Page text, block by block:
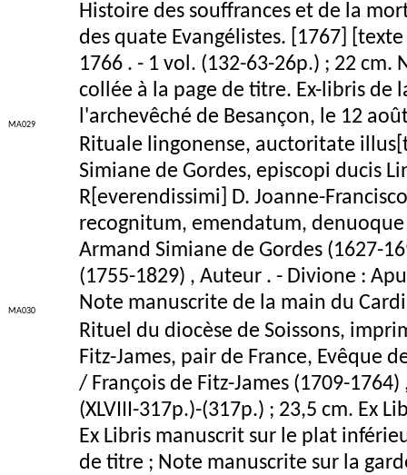
MA029
Histoire des souffrances et de la
des quate Evangélistes. [1767]
1766 . - 1 vol. (132-63-26p.) ; 22
collée à la page de titre. Ex-libris
l'archevêché de Besançon, le 12
MA030
Rituale lingonense, auctoritate
Simiane de Gordes, episcopi ducis
R[everendissimi] D. Joanne-
recognitum, emendatum,
Armand Simiane de Gordes (1627-
(1755-1829) , Auteur . - Divione :
Note manuscrite de la main du
Rituel du diocèse de Soissons,
Fitz-James, pair de France, Evêque
/ François de Fitz-James (1709-
(XLVIII-317p.)-(317p.) ; 23,5 cm. Ex
Ex Libris manuscrit sur le plat
de titre ; Note manuscrite sur la